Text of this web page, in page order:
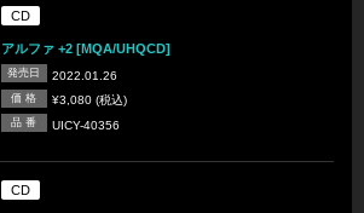
CD
アルファ +2 [MQA/UHQCD]
発売日 2022.01.26
価 格 ¥3,080 (税込)
品 番 UICY-40356
CD